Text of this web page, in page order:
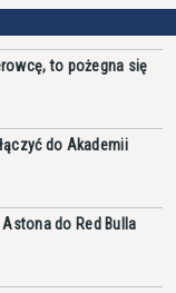
to pożegna się
do Akademii
do Red Bulla